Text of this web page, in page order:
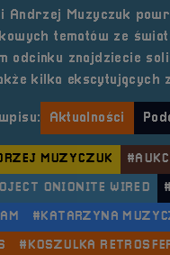
Andrzej Muzyczuk
tematów ze
odcinku znajdziecie
kilka ekscytujących
Aktualności
MUZYCZUK
ONIONITE WIRED
#KATARZYNA
#KOSZULKA